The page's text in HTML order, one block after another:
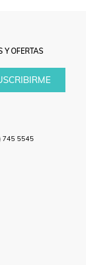
Y OFERTAS
745 5545